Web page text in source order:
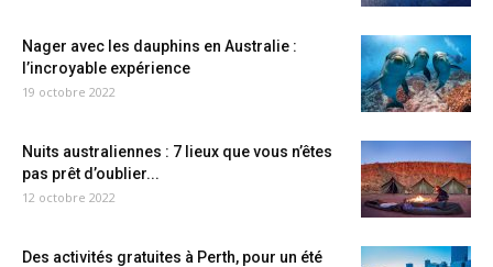
Nager avec les dauphins en Australie :
l’incroyable expérience
19 octobre 2022
Nuits australiennes : 7 lieux que vous n’êtes
pas prêt d’oublier...
12 octobre 2022
Des activités gratuites à Perth, pour un été